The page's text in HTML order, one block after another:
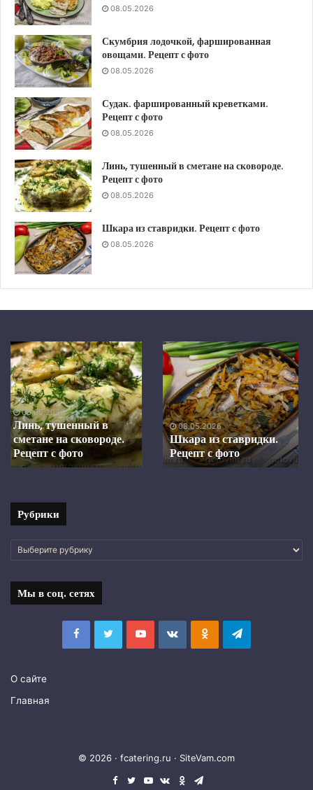
08.05.2026
Скумбрия лодочкой, фаршированная
овощами. Рецепт с фото
08.05.2026
Судак. фаршированный креветками.
Рецепт с фото
08.05.2026
Линь, тушенный в сметане на сковороде.
Рецепт с фото
08.05.2026
Шкара из ставридки. Рецепт с фото
08.05.2026
Шкара
из
ставридки.
Рецепт
с
фото08.05.2026
Шкара из ставридки.
Рецепт с фото
Скумбрия
в
средиземноморском
маринаде,
запеченная
в
духовке.
Рецепт
с
08.05.2026
Скумбрия в
средиземноморском
маринаде, запеченная в
духовке. Рецепт с фото
Рубрики
Рубрики
Мы в соц. сетях
FacebookTwitterYouTubevk.comОдноклассники
Telegram
О сайте
Главная
© 2026 · fcatering.ru · SiteVam.com
Facebook
TwitterYouTubevk.comОдноклассники
Telegram